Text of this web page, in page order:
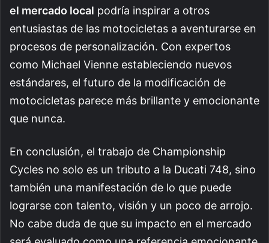
el mercado local podría inspirar a otros
entusiastas de las motocicletas a aventurarse en
procesos de personalización. Con expertos
como Michael Vienne estableciendo nuevos
estándares, el futuro de la modificación de
motocicletas parece más brillante y emocionante
que nunca.
En conclusión, el trabajo de Championship
Cycles no solo es un tributo a la Ducati 748, sino
también una manifestación de lo que puede
lograrse con talento, visión y un poco de arrojo.
No cabe duda de que su impacto en el mercado